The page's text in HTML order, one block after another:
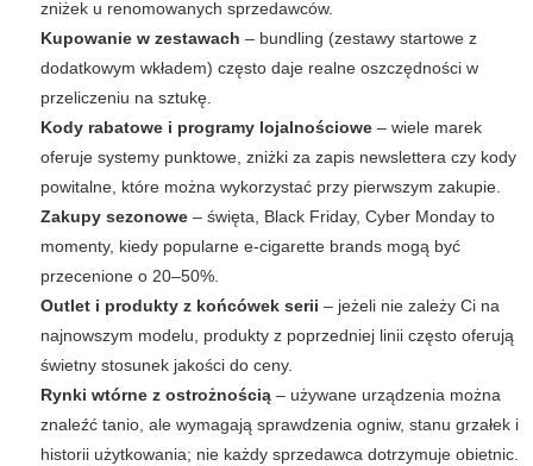
zniżek u renomowanych sprzedawców.
Kupowanie w zestawach – bundling (zestawy startowe z
dodatkowym wkładem) często daje realne oszczędności w
przeliczeniu na sztukę.
Kody rabatowe i programy lojalnościowe – wiele marek
oferuje systemy punktowe, zniżki za zapis newslettera czy kody
powitalne, które można wykorzystać przy pierwszym zakupie.
Zakupy sezonowe – święta, Black Friday, Cyber Monday to
momenty, kiedy popularne e-cigarette brands mogą być
przecenione o 20–50%.
Outlet i produkty z końcówek serii – jeżeli nie zależy Ci na
najnowszym modelu, produkty z poprzedniej linii często oferują
świetny stosunek jakości do ceny.
Rynki wtórne z ostrożnością – używane urządzenia można
znaleźć tanio, ale wymagają sprawdzenia ogniw, stanu grzałek i
historii użytkowania; nie każdy sprzedawca dotrzymuje obietnic.